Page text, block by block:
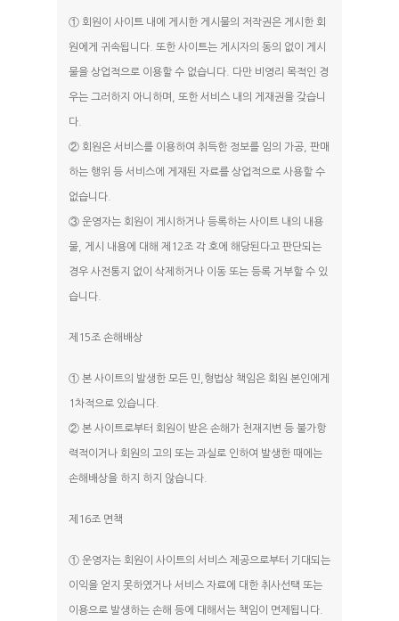
① 회원이 사이트 내에 게시한 게시물의 저작권은 게시한 회
원에게 귀속됩니다. 또한 사이트는 게시자의 동의 없이 게시
물을 상업적으로 이용할 수 없습니다. 다만 비영리 목적인 경
우는 그러하지 아니하며, 또한 서비스 내의 게재권을 갖습니
다.
② 회원은 서비스를 이용하여 취득한 정보를 임의 가공, 판매
하는 행위 등 서비스에 게재된 자료를 상업적으로 사용할 수
없습니다.
③ 운영자는 회원이 게시하거나 등록하는 사이트 내의 내용
물, 게시 내용에 대해 제12조 각 호에 해당된다고 판단되는
경우 사전통지 없이 삭제하거나 이동 또는 등록 거부할 수 있
습니다.
제15조 손해배상
① 본 사이트의 발생한 모든 민,형법상 책임은 회원 본인에게
1차적으로 있습니다.
② 본 사이트로부터 회원이 받은 손해가 천재지변 등 불가항
력적이거나 회원의 고의 또는 과실로 인하여 발생한 때에는
손해배상을 하지 하지 않습니다.
제16조 면책
① 운영자는 회원이 사이트의 서비스 제공으로부터 기대되는
이익을 얻지 못하였거나 서비스 자료에 대한 취사선택 또는
이용으로 발생하는 손해 등에 대해서는 책임이 면제됩니다.